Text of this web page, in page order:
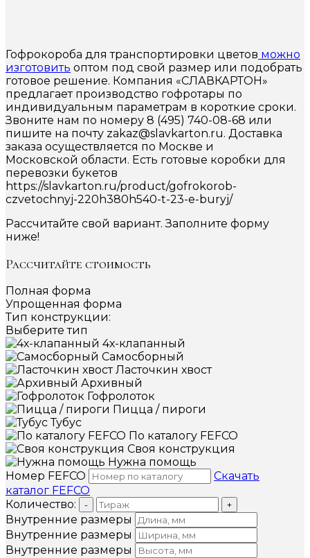
Гофрокороба для транспортировки цветов можно
изготовить оптом под свой размер или подобрать
готовое решение. Компания «СЛАВКАРТОН»
предлагает производство гофротары по
индивидуальным параметрам в короткие сроки.
Звоните нам по номеру 8 (495) 740-08-68 или
пишите на почту zakaz@slavkarton.ru. Доставка
заказа осуществляется по Москве и
Московской области. Есть готовые коробки для
перевозки букетов
https://slavkarton.ru/product/gofrokorob-
czvetochnyj-220h380h540-t-23-e-buryj/
Рассчитайте свой вариант. Заполните форму
ниже!
Рассчитайте стоимость
Полная форма
Упрощенная форма
Тип конструкции:
Выберите тип
4х-клапанный
Самосборный
Ласточкин хвост
Архивный
Гофролоток
Пицца / пироги
Тубус
По каталогу FEFCO
Своя конструкция
Нужна помощь
Номер FEFCO
Скачать
каталог FEFCO
Количество:
- +
Внутренние размеры
Внутренние размеры
Внутренние размеры